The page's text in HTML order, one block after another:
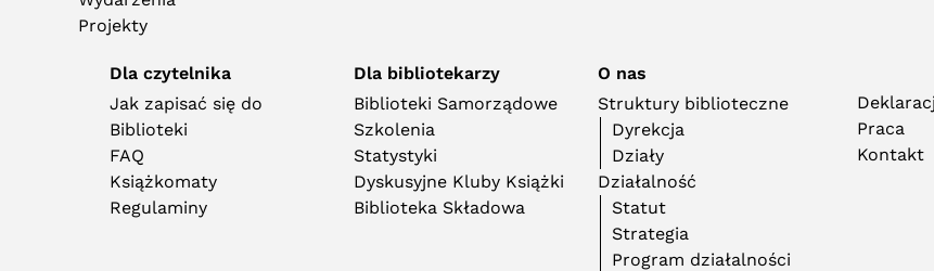
Projekty
Dla czytelnika
Jak zapisać się do
Biblioteki
FAQ
Książkomaty
Regulaminy
Dla bibliotekarzy
Biblioteki Samorządowe
Szkolenia
Statystyki
Dyskusyjne Kluby Książki
Biblioteka Składowa
O nas
Struktury biblioteczne
Dyrekcja
Działy
Działalność
Statut
Strategia
Program działalności
Praca
Kontakt